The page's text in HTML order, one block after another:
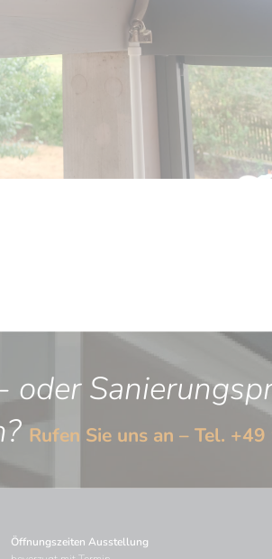
oder
Rufen Sie uns an – Tel. +49
Öffnungszeiten Ausstellung